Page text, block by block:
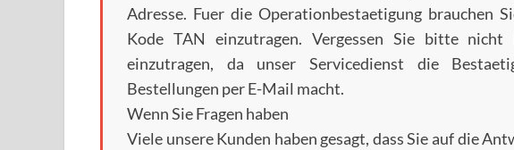
Adresse. Fuer die Operationbestaetigung brauchen
Kode TAN einzutragen. Vergessen Sie bitte
einzutragen, da unser Servicedienst die
Bestellungen per E-Mail macht.
Wenn Sie Fragen haben
Viele unsere Kunden haben gesagt, dass Sie auf die